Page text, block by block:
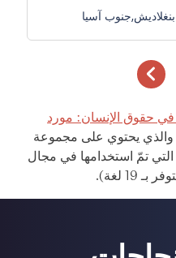
بنغلاديش,جنوب آسيا
في حقوق الإنسان: مورد
والذي يحتوي على مجموعة
التي تمّ استخدامها في مجال
19 لغة).